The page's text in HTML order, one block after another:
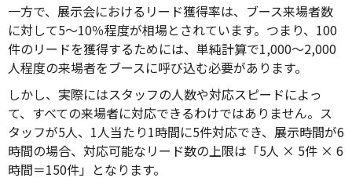
一方で、展示会におけるリード獲得率は、ブース来場者数
に対して5〜10％程度が相場とされています。つまり、100
件のリードを獲得するためには、単純計算で1,000〜2,000
人程度の来場者をブースに呼び込む必要があります。
しかし、実際にはスタッフの人数や対応スピードによっ
て、すべての来場者に対応できるわけではありません。ス
タッフが5人、1人当たり1時間に5件対応でき、展示時間が6
時間の場合、対応可能なリード数の上限は「5人 × 5件 × 6
時間＝150件」となります。